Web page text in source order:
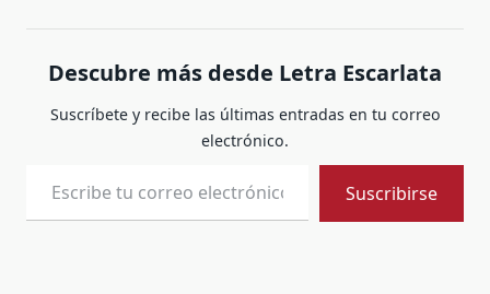
Descubre más desde Letra Escarlata
Suscríbete y recibe las últimas entradas en tu correo
electrónico.
Suscribirse